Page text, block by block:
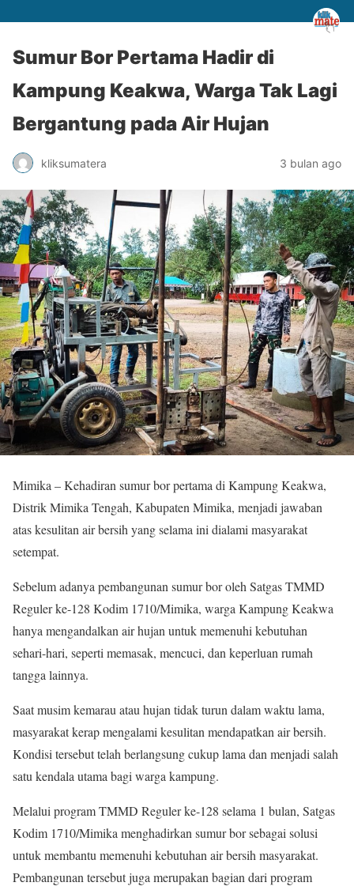
Sumur Bor Pertama Hadir di
Kampung Keakwa, Warga Tak Lagi
Bergantung pada Air Hujan
kliksumatera 3 bulan ago
Mimika – Kehadiran sumur bor pertama di Kampung Keakwa,
Distrik Mimika Tengah, Kabupaten Mimika, menjadi jawaban
atas kesulitan air bersih yang selama ini dialami masyarakat
setempat.
Sebelum adanya pembangunan sumur bor oleh Satgas TMMD
Reguler ke-128 Kodim 1710/Mimika, warga Kampung Keakwa
hanya mengandalkan air hujan untuk memenuhi kebutuhan
sehari-hari, seperti memasak, mencuci, dan keperluan rumah
tangga lainnya.
Saat musim kemarau atau hujan tidak turun dalam waktu lama,
masyarakat kerap mengalami kesulitan mendapatkan air bersih.
Kondisi tersebut telah berlangsung cukup lama dan menjadi salah
satu kendala utama bagi warga kampung.
Melalui program TMMD Reguler ke-128 selama 1 bulan, Satgas
Kodim 1710/Mimika menghadirkan sumur bor sebagai solusi
untuk membantu memenuhi kebutuhan air bersih masyarakat.
Pembangunan tersebut juga merupakan bagian dari program